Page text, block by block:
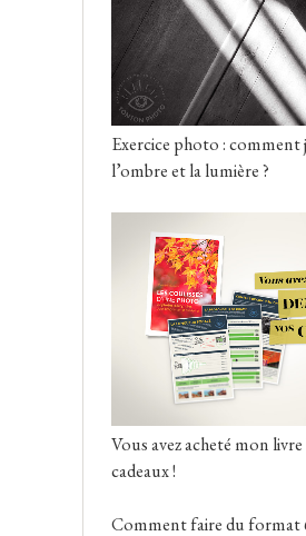
Exercice photo : comment
l’ombre et la lumière ?
Vous avez acheté mon
cadeaux !
Comment faire du format